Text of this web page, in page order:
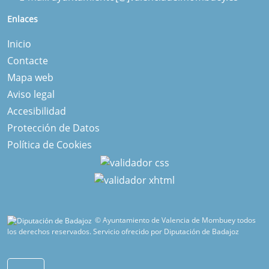
Enlaces
Inicio
Contacte
Mapa web
Aviso legal
Accesibilidad
Protección de Datos
Política de Cookies
© Ayuntamiento de Valencia de Mombuey todos
los derechos reservados.Servicio ofrecido por Diputación de Badajoz